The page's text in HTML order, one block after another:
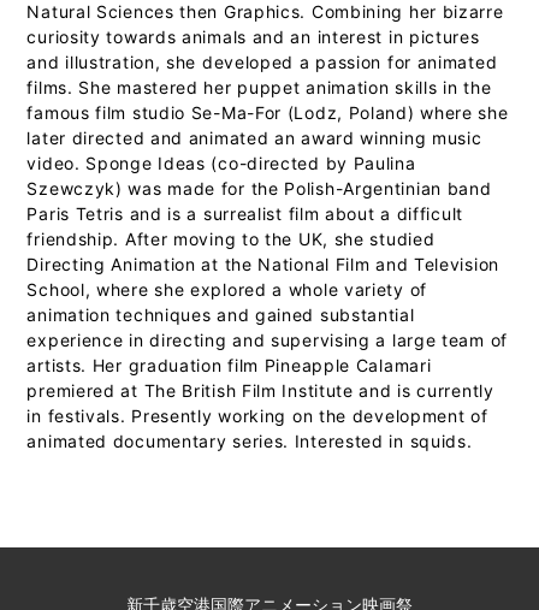
Natural Sciences then Graphics. Combining her bizarre
curiosity towards animals and an interest in pictures
and illustration, she developed a passion for animated
films. She mastered her puppet animation skills in the
famous film studio Se-Ma-For (Lodz, Poland) where she
later directed and animated an award winning music
video. Sponge Ideas (co-directed by Paulina
Szewczyk) was made for the Polish-Argentinian band
Paris Tetris and is a surrealist film about a difficult
friendship. After moving to the UK, she studied
Directing Animation at the National Film and Television
School, where she explored a whole variety of
animation techniques and gained substantial
experience in directing and supervising a large team of
artists. Her graduation film Pineapple Calamari
premiered at The British Film Institute and is currently
in festivals. Presently working on the development of
animated documentary series. Interested in squids.
新千歳空港国際アニメーション映画祭